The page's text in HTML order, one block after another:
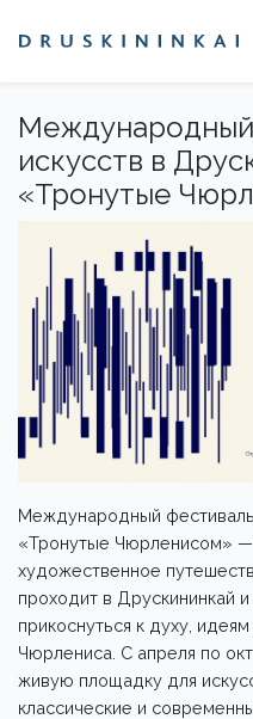
Международный
искусств в
«Тронутые
Международный
«Тронутые Чюрленисом» —
художественное
проходит в Друскининкай
прикоснуться к духу,
Чюрлениса. С апреля по
живую площадку для
классические и